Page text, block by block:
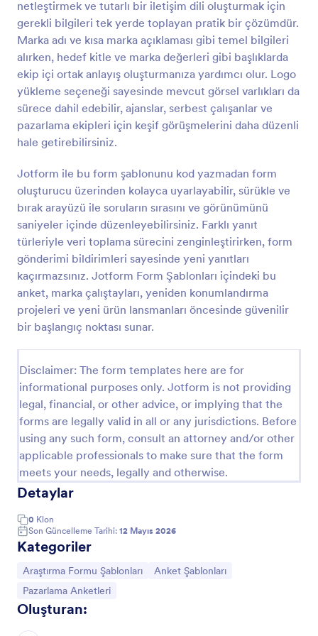
netleştirmek ve tutarlı bir iletişim dili oluşturmak için
gerekli bilgileri tek yerde toplayan pratik bir çözümdür.
Marka adı ve kısa marka açıklaması gibi temel bilgileri
alırken, hedef kitle ve marka değerleri gibi başlıklarda
ekip içi ortak anlayış oluşturmanıza yardımcı olur. Logo
yükleme seçeneği sayesinde mevcut görsel varlıkları da
sürece dahil edebilir, ajanslar, serbest çalışanlar ve
pazarlama ekipleri için keşif görüşmelerini daha düzenli
hale getirebilirsiniz.
Jotform ile bu form şablonunu kod yazmadan form
oluşturucu üzerinden kolayca uyarlayabilir, sürükle ve
bırak arayüzü ile soruların sırasını ve görünümünü
saniyeler içinde düzenleyebilirsiniz. Farklı yanıt
türleriyle veri toplama sürecini zenginleştirirken, form
gönderimi bildirimleri sayesinde yeni yanıtları
kaçırmazsınız. Jotform Form Şablonları içindeki bu
anket, marka çalıştayları, yeniden konumlandırma
projeleri ve yeni ürün lansmanları öncesinde güvenilir
bir başlangıç noktası sunar.
Disclaimer: The form templates here are for
informational purposes only. Jotform is not providing
legal, financial, or other advice, or implying that the
forms are legally valid in all or any jurisdictions. Before
using any such form, consult an attorney and/or other
applicable professionals to make sure that the form
meets your needs, legally and otherwise.
Detaylar
0 Klon
Son Güncelleme Tarihi: 12 Mayıs 2026
Kategoriler
Kategoriye git:
Araştırma Formu Şablonları Kategoriye git:
Anket Şablonları
Kategoriye git:
Pazarlama Anketleri
Oluşturan:
ihtiyacınız olan veriyi web siteniz üzerinden elde
edebilirsiniz, sadece ücretsiz Jotform Mobil Formlar
uygulamamızı indirin ve cilt bakımı anketinizi web
sitenize ekleyin.Eğer cilt bakımı anketinizin Google
Drive, DropBox veya Box gibi başka bir hesapta
bulundurmak isterseniz Form Oluşturucumuzu
kullanarak kolayca hesabınıza bağlanın. Ücretsiz Cilt
Bakımı Anketimizi sadece birkaç dakikanızı ayırarak
kullanabilme seçeneğiniz varken, dilerseniz daha da
iyi bir hale getirip, fotoğraf ekleyebilir, farklı Jotform
anketlerini birbirlerine bağlayabilir ve diğer
Ücretsiz Cilt Bakımı Anketimizi kullanarak iş yerinizi
online platformlarda büyütmeye başlamanın zamanı
geldi!
Önizleme
geri bildirimlerini duymak, projenizin
tasarımının/geliştirilmesinin ilerlemesinde büyük
yardımı olacaktır. Bir kullanıcı deneyimi anketi örneği
aramak zahmetli olabilir, bu nedenle bu anket sizin
için bir başlangıç noktası olabilir. Bu kullanıcı
deneyimi anketi şablonu, web sitenizde gezinirken
kullanıcınızın genel deneyimini ölçecek 8 temel soru
içerir. Anket erişilebilirlik, içerik ve sunuma
odaklanmaktadır. Şablonu beğenmediyseniz,
Jotform'un Anket Oluşturucusu'nu kullanarak
sıfırdan oluşturmaya da başlayabilirsiniz!
Go to Category:
Pazarlama Anketleri
Şablon Kullan